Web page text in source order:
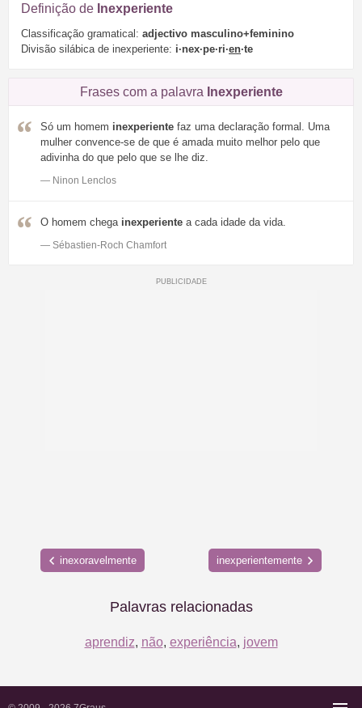
Definição de Inexperiente
Classificação gramatical: adjectivo masculino+feminino
Divisão silábica de inexperiente: i·nex·pe·ri·en·te
Frases com a palavra Inexperiente
Só um homem inexperiente faz uma declaração formal. Uma
mulher convence-se de que é amada muito melhor pelo que
adivinha do que pelo que se lhe diz.
— Ninon Lenclos
O homem chega inexperiente a cada idade da vida.
— Sébastien-Roch Chamfort
inexoravelmente inexperientemente
Palavras relacionadas
aprendiz, não, experiência, jovem